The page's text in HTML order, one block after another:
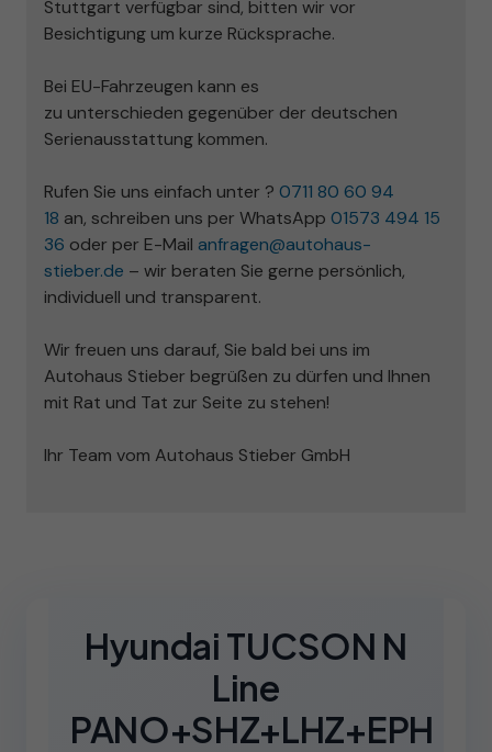
Stuttgart verfügbar sind, bitten wir vor
Besichtigung um kurze Rücksprache.
Bei EU-Fahrzeugen kann es
zu unterschieden gegenüber der deutschen
Serienausstattung kommen.
Rufen Sie uns einfach unter ? 0711 80 60 94
18 an, schreiben uns per WhatsApp 01573 494 15
36 oder per E-Mail anfragen@autohaus-
stieber.de – wir beraten Sie gerne persönlich,
individuell und transparent.
Wir freuen uns darauf, Sie bald bei uns im
Autohaus Stieber begrüßen zu dürfen und Ihnen
mit Rat und Tat zur Seite zu stehen!
Ihr Team vom Autohaus Stieber GmbH
Hyundai TUCSON N
Line
PANO+SHZ+LHZ+EPH